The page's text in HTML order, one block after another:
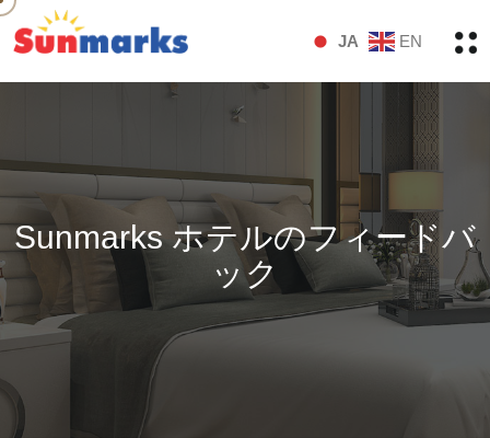
Skip to main content
JA EN
Sunmarks ホテルのフィードバ
ック